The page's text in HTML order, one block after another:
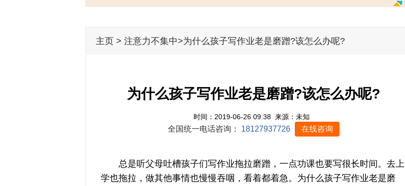
主页 > 注意力不集中>为什么孩子写作业老是磨蹭?该怎么办呢?
为什么孩子写作业老是磨蹭?该怎么办呢?
时间：2019-06-26 09:38 来源：未知
全国统一电话咨询： 18127937726 在线咨询
总是听父母吐槽孩子们写作业拖拉磨蹭，一点功课也要写很长时间。去上
学也拖拉，做其他事情也慢慢吞咽，看着都着急。为什么孩子写作业老是磨